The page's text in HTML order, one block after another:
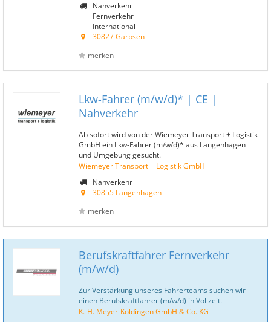
Nahverkehr
Fernverkehr
International
30827 Garbsen
merken
Lkw-Fahrer (m/w/d)* | CE |
Nahverkehr
Ab sofort wird von der Wiemeyer Transport + Logistik
GmbH ein Lkw-Fahrer (m/w/d)* aus Langenhagen
und Umgebung gesucht.
Wiemeyer Transport + Logistik GmbH
Nahverkehr
30855 Langenhagen
merken
Berufskraftfahrer Fernverkehr
(m/w/d)
Zur Verstärkung unseres Fahrerteams suchen wir
einen Berufskraftfahrer (m/w/d) in Vollzeit.
K.-H. Meyer-Koldingen GmbH & Co. KG